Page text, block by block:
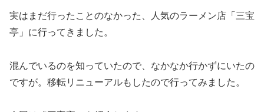
実はまだ行ったことのなかった、人気のラーメン店「三宝
亭」に行ってきました。
混んでいるのを知っていたので、なかなか行かずにいたの
ですが。移転リニューアルもしたので行ってみました。